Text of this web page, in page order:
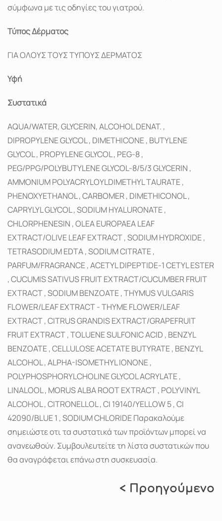
σύμφωνα με τις οδηγίες του γιατρού.
Τύπος Δέρματος
ΓΙΑ ΟΛΟΥΣ ΤΟΥΣ ΤΥΠΟΥΣ ΔΕΡΜΑΤΟΣ
Υφή
Συστατικά
AQUA/WATER, GLYCERIN, ALCOHOL DENAT. ,
DIPROPYLENE GLYCOL , DIMETHICONE , BUTYLENE
GLYCOL , PROPYLENE GLYCOL , PEG-8 ,
PEG/PPG/POLYBUTYLENE GLYCOL-8/5/3 GLYCERIN ,
AMMONIUM POLYACRYLOYLDIMETHYL TAURATE ,
PHENOXYETHANOL , CARBOMER , DIMETHICONOL ,
CAPRYLYL GLYCOL , SODIUM HYALURONATE ,
CHLORPHENESIN , OLEA EUROPAEA LEAF
EXTRACT/OLIVE LEAF EXTRACT , SODIUM HYDROXIDE ,
TETRASODIUM EDTA , SODIUM CITRATE ,
PARFUM/FRAGRANCE , ACETYL DIPEPTIDE-1 CETYL ESTER
, CUCUMIS SATIVUS FRUIT EXTRACT/CUCUMBER FRUIT
EXTRACT , SODIUM BENZOATE , THYMUS VULGARIS
FLOWER/LEAF EXTRACT - THYME FLOWER/LEAF
EXTRACT , CITRUS GRANDIS EXTRACT/GRAPEFRUIT
FRUIT EXTRACT , TOLUENE SULFONIC ACID , BENZYL
BENZOATE , CELLULOSE ACETATE BUTYRATE , BENZYL
ALCOHOL , ALPHA-ISOMETHYL IONONE ,
POLYPHOSPHORYLCHOLINE GLYCOL ACRYLATE ,
LINALOOL , MORUS ALBA ROOT EXTRACT , POLYVINYL
ALCOHOL , CITRONELLOL , CI 19140/YELLOW 5 , CI
42090/BLUE 1 , SODIUM CHLORIDE Παρακαλούμε
σημειώστε οτι τα συστατικά των προϊόντων μπορεί να
ανανεωθούν. Συμβουλευτείτε τη λίστα συστατικών που
θα αναγράφεται επάνω στη συσκευασία.
< Προηγούμενο